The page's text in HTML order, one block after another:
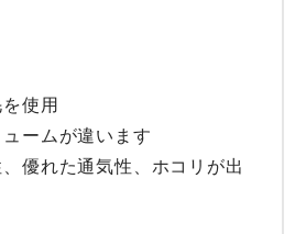
使用
ームが違います
、優れた通気性、ホコリが出